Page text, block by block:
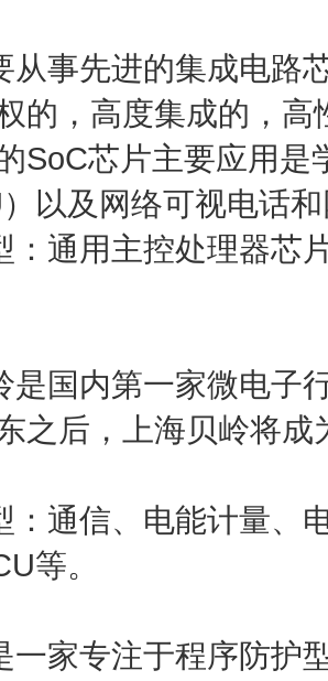
从事先进的集成电路
的，高度集成的，
SoC芯片主要应用
以及网络可视电话
通用主控处理器芯
国内第一家微电子
之后，上海贝岭将
通信、电能计量、
等。
家专注于程序防护